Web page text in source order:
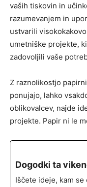
vaših tiskovin in
razumevanjem in
ustvarili
umetniške projekte,
zadovoljili vaše
Z raznolikostjo
ponujajo, lahko
oblikovalcev, najde
projekte. Papir ni le
Dogodki ta
Iščete ideje, kam